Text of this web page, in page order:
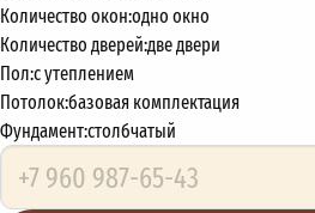
Количество окон:одно окно
Количество дверей:две двери
Пол:с утеплением
Потолок:базовая комплектация
Фундамент:столбчатый